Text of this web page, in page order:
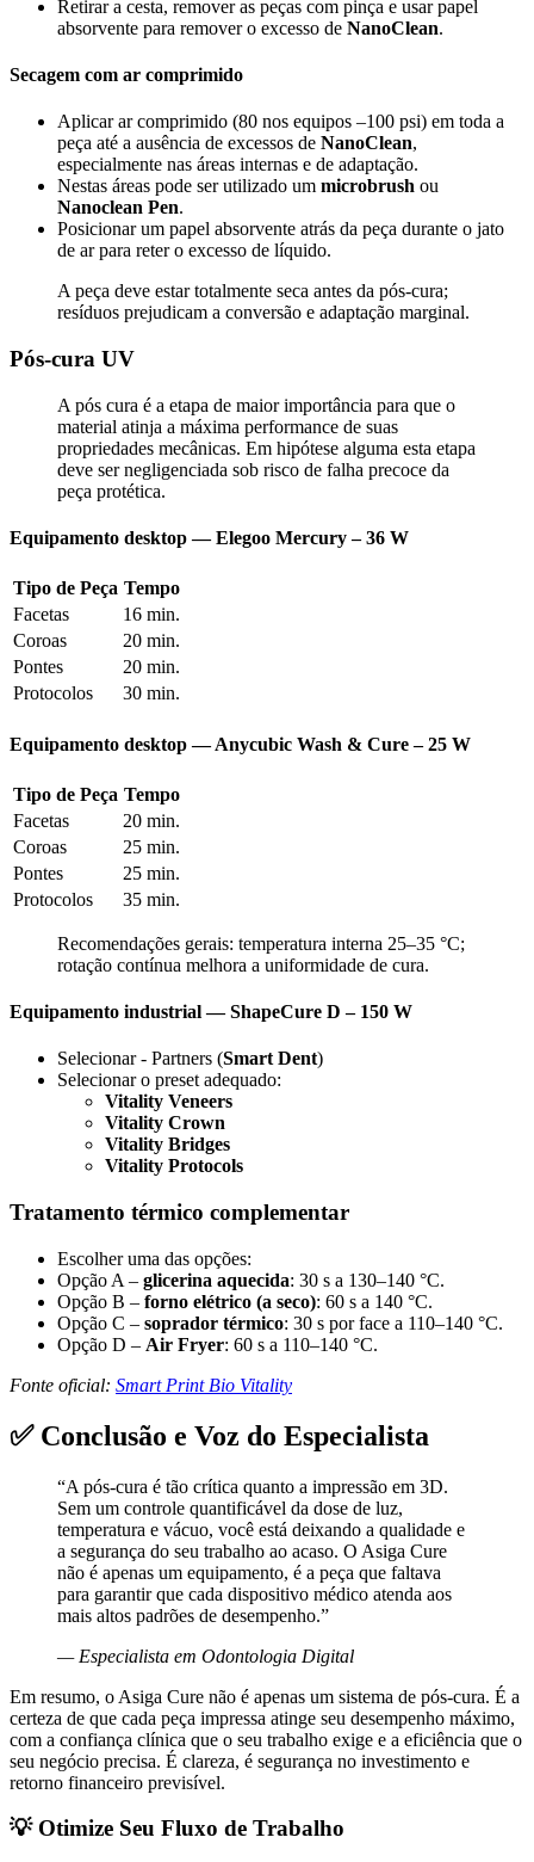
Retirar a cesta, remover as peças com pinça e usar papel
absorvente para remover o excesso de NanoClean.
Secagem com ar comprimido
Aplicar ar comprimido (80 nos equipos –100 psi) em toda a
peça até a ausência de excessos de NanoClean,
especialmente nas áreas internas e de adaptação.
Nestas áreas pode ser utilizado um microbrush ou
Nanoclean Pen.
Posicionar um papel absorvente atrás da peça durante o jato
de ar para reter o excesso de líquido.
A peça deve estar totalmente seca antes da pós-cura;
resíduos prejudicam a conversão e adaptação marginal.
Pós-cura UV
A pós cura é a etapa de maior importância para que o
material atinja a máxima performance de suas
propriedades mecânicas. Em hipótese alguma esta etapa
deve ser negligenciada sob risco de falha precoce da
peça protética.
Equipamento desktop —Elegoo Mercury – 36 W
Tipo de Peça Tempo
Facetas
16 min.
Coroas
20 min.
Pontes
20 min.
Protocolos
30 min.
Equipamento desktop —Anycubic Wash & Cure – 25 W
Tipo de Peça Tempo
Facetas
20 min.
Coroas
25 min.
Pontes
25 min.
Protocolos
35 min.
Recomendações gerais: temperatura interna 25–35 °C;
rotação contínua melhora a uniformidade de cura.
Equipamento industrial —ShapeCure D – 150 W
Selecionar - Partners (Smart Dent)
Selecionar o preset adequado:
Vitality Veneers
Vitality Crown
Vitality Bridges
Vitality Protocols
Tratamento térmico complementar
Escolher uma das opções:
Opção A – glicerina aquecida: 30 s a 130–140 °C.
Opção B – forno elétrico (a seco): 60 s a 140 °C.
Opção C – soprador térmico: 30 s por face a 110–140 °C.
Opção D – Air Fryer: 60 s a 110–140 °C.
Fonte oficial: Smart Print Bio Vitality
✅ Conclusão e Voz do Especialista
“A pós-cura é tão crítica quanto a impressão em 3D.
Sem um controle quantificável da dose de luz,
temperatura e vácuo, você está deixando a qualidade e
a segurança do seu trabalho ao acaso. O Asiga Cure
não é apenas um equipamento, é a peça que faltava
para garantir que cada dispositivo médico atenda aos
mais altos padrões de desempenho.”
— Especialista em Odontologia Digital
Em resumo, o Asiga Cure não é apenas um sistema de pós-cura. É a
certeza de que cada peça impressa atinge seu desempenho máximo,
com a confiança clínica que o seu trabalho exige e a eficiência que o
seu negócio precisa. É clareza, é segurança no investimento e
retorno financeiro previsível.
💡 Otimize Seu Fluxo de Trabalho